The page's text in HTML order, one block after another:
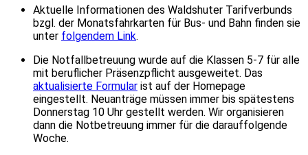
Aktuelle Informationen des Waldshuter Tarifverbunds
bzgl. der Monatsfahrkarten für Bus- und Bahn finden sie
unter folgendem Link.
Die Notfallbetreuung wurde auf die Klassen 5-7 für alle
mit beruflicher Präsenzpflicht ausgeweitet. Das
aktualisierte Formular ist auf der Homepage
eingestellt. Neuanträge müssen immer bis spätestens
Donnerstag 10 Uhr gestellt werden. Wir organisieren
dann die Notbetreuung immer für die darauffolgende
Woche.